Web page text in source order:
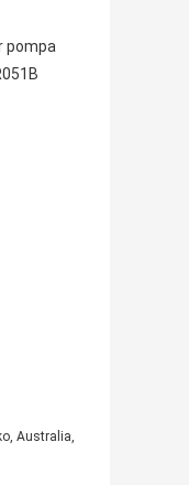
pompa
Australia,